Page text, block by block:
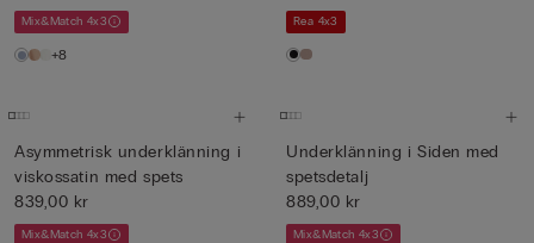
Mix&Match 4x3
+8
Rea 4x3
Asymmetrisk underklänning i
viskossatin med spets
839,00 kr
Mix&Match 4x3
Underklänning i Siden med
spetsdetalj
889,00 kr
Mix&Match 4x3